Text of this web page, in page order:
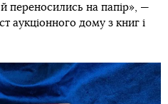
переносились на папір», —
аукціонного дому з книг і